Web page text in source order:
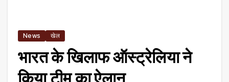
News खेल
भारत के खिलाफ ऑस्‍ट्रेलिया ने